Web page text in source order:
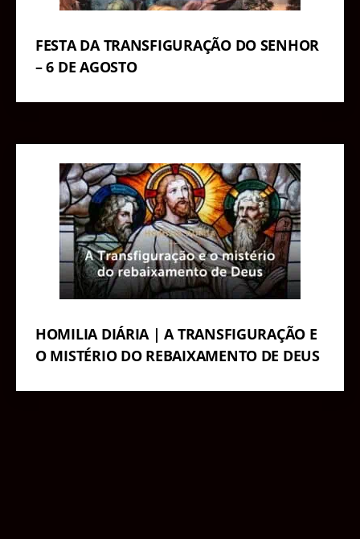
FESTA DA TRANSFIGURAÇÃO DO SENHOR
– 6 DE AGOSTO
HOMILIA DIÁRIA | A TRANSFIGURAÇÃO E
O MISTÉRIO DO REBAIXAMENTO DE DEUS